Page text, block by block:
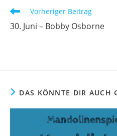
Vorheriger Beitrag
30. Juni – Bobby Osborne
DAS KÖNNTE DIR AUCH